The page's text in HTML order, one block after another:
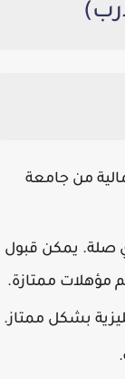
من جامعة
مجال ذي صلة. يمكن قبول
مؤهلات ممتازة.
بشكل ممتاز.